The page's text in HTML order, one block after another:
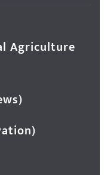
Agriculture